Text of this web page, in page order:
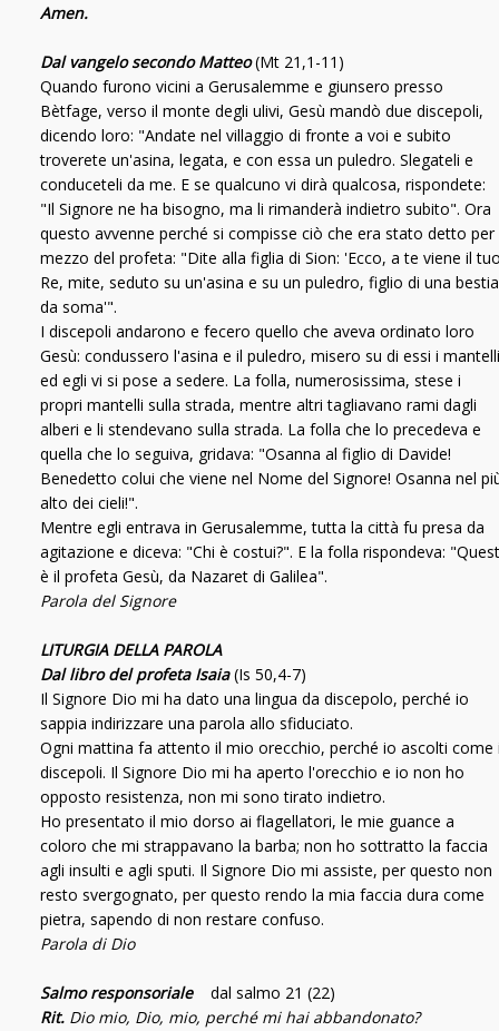
Amen.
Dal vangelo secondo Matteo(Mt 21,1-11)
Quando furono vicini a Gerusalemme e giunsero presso
Bètfage, verso il monte degli ulivi, Gesù mandò due discepoli,
dicendo loro: "Andate nel villaggio di fronte a voi e subito
troverete un'asina, legata, e con essa un puledro. Slegateli e
conduceteli da me. E se qualcuno vi dirà qualcosa, rispondete:
"Il Signore ne ha bisogno, ma li rimanderà indietro subito". Ora
questo avvenne perché si compisse ciò che era stato detto per
mezzo del profeta: "Dite alla figlia di Sion: 'Ecco, a te viene il
Re, mite, seduto su un'asina e su un puledro, figlio di una bestia
da soma'".
I discepoli andarono e fecero quello che aveva ordinato loro
Gesù: condussero l'asina e il puledro, misero su di essi i mantelli
ed egli vi si pose a sedere. La folla, numerosissima, stese i
propri mantelli sulla strada, mentre altri tagliavano rami dagli
alberi e li stendevano sulla strada. La folla che lo precedeva e
quella che lo seguiva, gridava: "Osanna al figlio di Davide!
Benedetto colui che viene nel Nome del Signore! Osanna nel
alto dei cieli!".
Mentre egli entrava in Gerusalemme, tutta la città fu presa da
agitazione e diceva: "Chi è costui?". E la folla rispondeva:
è il profeta Gesù, da Nazaret di Galilea".
Parola del Signore
LITURGIA DELLA PAROLA
Dal libro del profeta Isaia(Is 50,4-7)
Il Signore Dio mi ha dato una lingua da discepolo, perché io
sappia indirizzare una parola allo sfiduciato.
Ogni mattina fa attento il mio orecchio, perché io ascolti come
discepoli. Il Signore Dio mi ha aperto l'orecchio e io non ho
opposto resistenza, non mi sono tirato indietro.
Ho presentato il mio dorso ai flagellatori, le mie guance a
coloro che mi strappavano la barba; non ho sottratto la faccia
agli insulti e agli sputi. Il Signore Dio mi assiste, per questo non
resto svergognato, per questo rendo la mia faccia dura come
pietra, sapendo di non restare confuso.
Parola di Dio
Salmo responsoriale dal salmo 21 (22)
Rit. Dio mio, Dio, mio, perché mi hai abbandonato?